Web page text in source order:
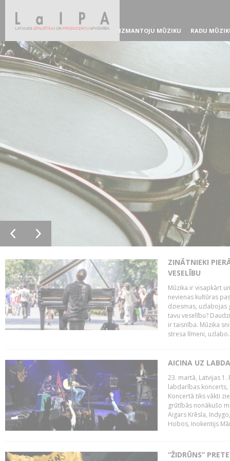
IZMANTOJU MŪZIKU RADU
ZINĀTNIEKI
VESELĪBU
Mūzika ir visapkārt
nevienas kultūras
dziesmas, uzlabojas
tavu veselību?
ir taisnība. Mūzika
stresa līmeni,
AICINA UZ
23. martā, Latvijas 1.
labdarības koncerts,
Koncertā tiks vākti
grūtībās nonākušo
Aigars Krēsla,
Hobos, Inokentijs
“ŽIDRŪNS”